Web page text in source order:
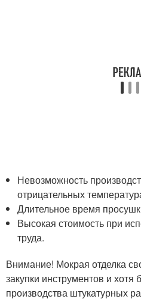
Невозможность
отрицательных
Длительное время
Высокая стоимость при
труда.
Внимание! Мокрая отделка
закупки инструментов и
производства штукатурных